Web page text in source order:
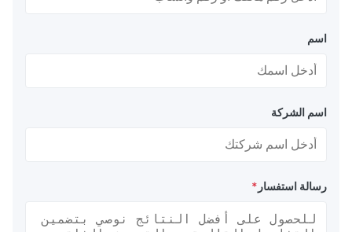
اسم الشركة
رسالة استفسار*